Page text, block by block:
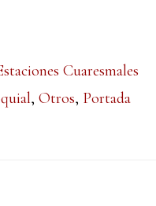
Cuaresmales
, Otros, Portada